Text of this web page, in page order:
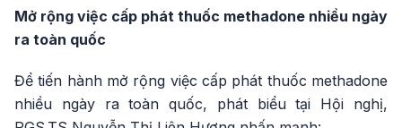
Mở rộng việc cấp phát thuốc methadone nhiều ngày
ra toàn quốc
Để tiến hành mở rộng việc cấp phát thuốc methadone
nhiều ngày ra toàn quốc, phát biểu tại Hội nghị,